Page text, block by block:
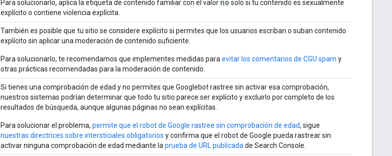
Para solucionarlo, aplica la etiqueta de contenido familiar con el valor no solo si tu contenido es sexualmente
explícito o contiene violencia explícita.
También es posible que tu sitio se considere explícito si permites que los usuarios escriban o suban contenido
explícito sin aplicar una moderación de contenido suficiente.
Para solucionarlo, te recomendamos que implementes medidas para evitar los comentarios de CGU spam y
otras prácticas recomendadas para la moderación de contenido.
Si tienes una comprobación de edad y no permites que Googlebot rastree sin activar esa comprobación,
nuestros sistemas podrían determinar que todo tu sitio parece ser explícito y excluirlo por completo de los
resultados de búsqueda, aunque algunas páginas no sean explícitas.
Para solucionar el problema, permite que el robot de Google rastree sin comprobación de edad, sigue
nuestras directrices sobre intersticiales obligatorios y confirma que el robot de Google pueda rastrear sin
activar ninguna comprobación de edad mediante la prueba de URL publicada de Search Console.